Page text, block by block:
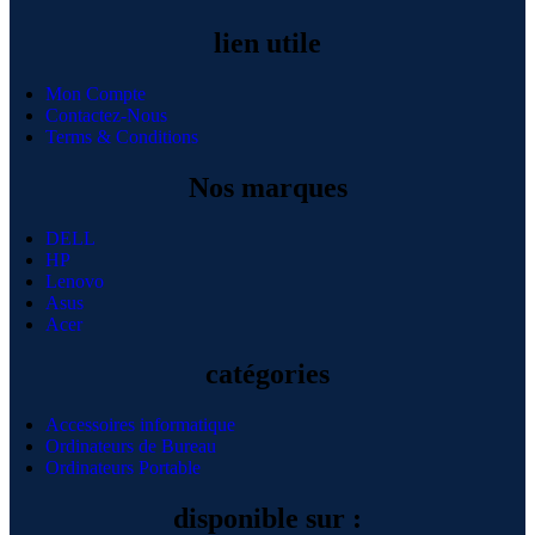
lien utile
Mon Compte
Contactez-Nous
Terms & Conditions
Nos marques
DELL
HP
Lenovo
Asus
Acer
catégories
Accessoires informatique
Ordinateurs de Bureau
Ordinateurs Portable
disponible sur :